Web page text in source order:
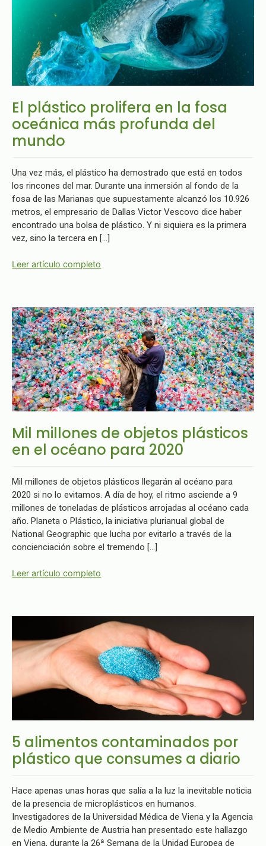
El plástico prolifera en la fosa
oceánica más profunda del
mundo
Una vez más, el plástico ha demostrado que está en todos
los rincones del mar. Durante una inmersión al fondo de la
fosa de las Marianas que supuestamente alcanzó los 10.926
metros, el empresario de Dallas Victor Vescovo dice haber
encontrado una bolsa de plástico. Y ni siquiera es la primera
vez, sino la tercera en […]
Leer artículo completo
Mil millones de objetos plásticos
en el océano para 2020
Mil millones de objetos plásticos llegarán al océano para
2020 si no lo evitamos. A día de hoy, el ritmo asciende a 9
millones de toneladas de plásticos arrojadas al océano cada
año. Planeta o Plástico, la iniciativa plurianual global de
National Geographic que lucha por evitarlo a través de la
concienciación sobre el tremendo […]
Leer artículo completo
5 alimentos contaminados por
plástico que consumes a diario
Hace apenas unas horas que salía a la luz la inevitable noticia
de la presencia de microplásticos en humanos.
Investigadores de la Universidad Médica de Viena y la Agencia
de Medio Ambiente de Austria han presentado este hallazgo
en Viena, durante la 26ª Semana de la Unidad Europea de